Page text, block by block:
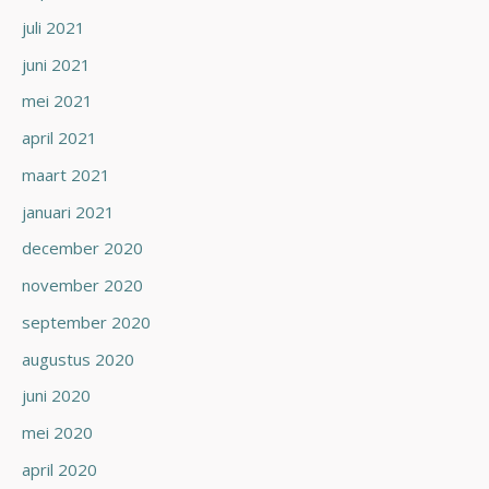
juli 2021
juni 2021
mei 2021
april 2021
maart 2021
januari 2021
december 2020
november 2020
september 2020
augustus 2020
juni 2020
mei 2020
april 2020